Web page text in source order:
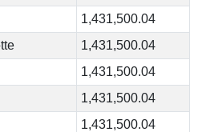
1,431,500.04
1,431,500.04
1,431,500.04
1,431,500.04
1,431,500.04